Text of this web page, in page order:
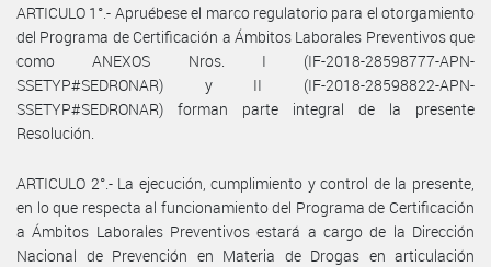
ARTICULO 1°.- Apruébese el marco regulatorio para el otorgamiento
del Programa de Certificación a Ámbitos Laborales Preventivos que
como ANEXOS Nros. I (IF-2018-28598777-APN-
SSETYP#SEDRONAR) y II (IF-2018-28598822-APN-
SSETYP#SEDRONAR) forman parte integral de la presente
Resolución.
ARTICULO 2°.- La ejecución, cumplimiento y control de la presente,
en lo que respecta al funcionamiento del Programa de Certificación
a Ámbitos Laborales Preventivos estará a cargo de la Dirección
Nacional de Prevención en Materia de Drogas en articulación